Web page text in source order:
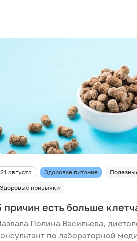
21 августа Здоровое питание
Здоровые привычки
причин есть больше
Полина Васильева,
по лабораторной